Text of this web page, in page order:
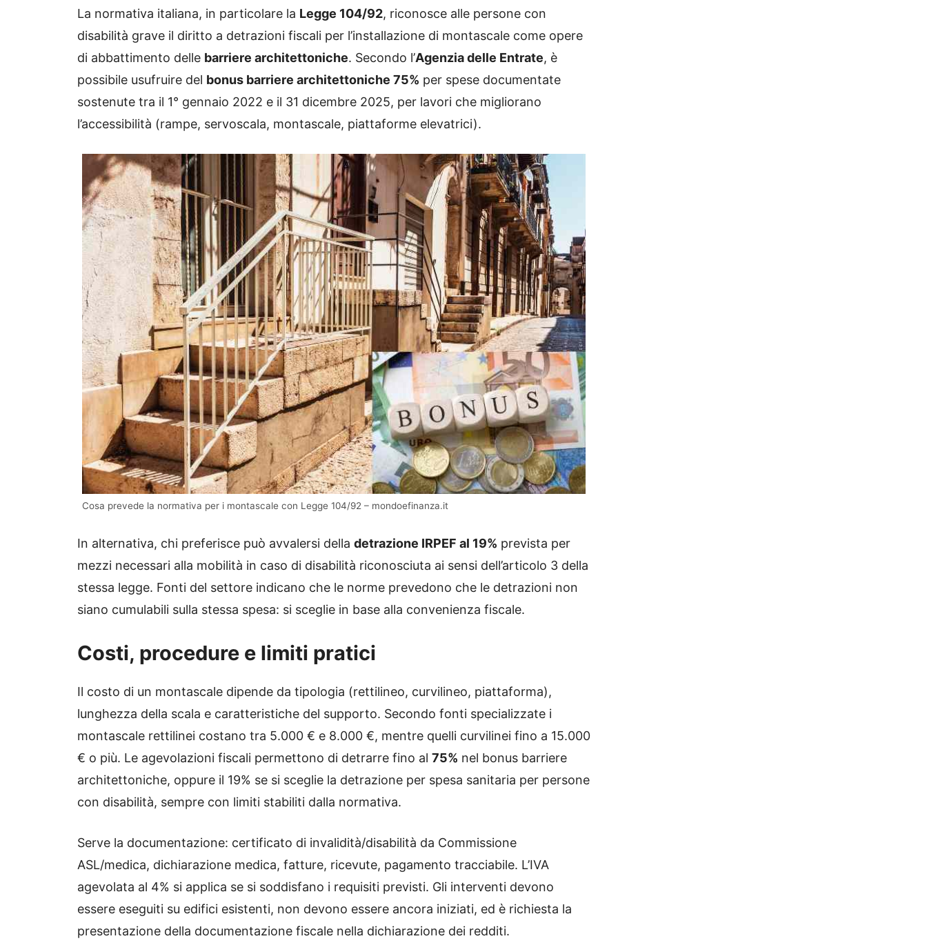
La normativa italiana, in particolare la Legge 104/92, riconosce alle persone con
disabilità grave il diritto a detrazioni fiscali per l’installazione di montascale come opere
di abbattimento delle barriere architettoniche. Secondo l’Agenzia delle Entrate, è
possibile usufruire del bonus barriere architettoniche 75% per spese documentate
sostenute tra il 1° gennaio 2022 e il 31 dicembre 2025, per lavori che migliorano
l’accessibilità (rampe, servoscala, montascale, piattaforme elevatrici).
Cosa prevede la normativa per i montascale con Legge 104/92 – mondoefinanza.it
In alternativa, chi preferisce può avvalersi della detrazione IRPEF al 19% prevista per
mezzi necessari alla mobilità in caso di disabilità riconosciuta ai sensi dell’articolo 3 della
stessa legge. Fonti del settore indicano che le norme prevedono che le detrazioni non
siano cumulabili sulla stessa spesa: si sceglie in base alla convenienza fiscale.
Costi, procedure e limiti pratici
Il costo di un montascale dipende da tipologia (rettilineo, curvilineo, piattaforma),
lunghezza della scala e caratteristiche del supporto. Secondo fonti specializzate i
montascale rettilinei costano tra 5.000 € e 8.000 €, mentre quelli curvilinei fino a 15.000
€ o più. Le agevolazioni fiscali permettono di detrarre fino al 75% nel bonus barriere
architettoniche, oppure il 19% se si sceglie la detrazione per spesa sanitaria per perso­ne
con disabilità, sempre con limiti stabiliti dalla normativa.
Serve la documentazione: certificato di invalidità/disabilità da Commissione
ASL/medica, dichiarazione medica, fatture, ricevute, pagamento tracciabile. L’IVA
agevolata al 4% si applica se si soddisfano i requisiti previsti. Gli interventi devono
essere eseguiti su edifici esistenti, non devono essere ancora iniziati, ed è richiesta la
presentazione della documentazione fiscale nella dichiarazione dei redditi.